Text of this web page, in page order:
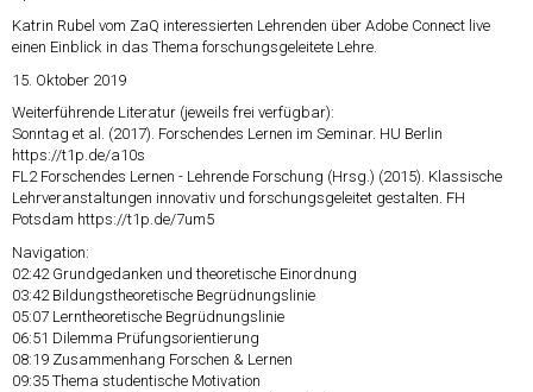
Katrin Rubel vom ZaQ interessierten Lehrenden über Adobe Connect live
einen Einblick in das Thema forschungsgeleitete Lehre.
15. Oktober 2019
Weiterführende Literatur (jeweils frei verfügbar):
Sonntag et al. (2017). Forschendes Lernen im Seminar. HU Berlin
https://t1p.de/a10s
FL2 Forschendes Lernen - Lehrende Forschung (Hrsg.) (2015). Klassische
Lehrveranstaltungen innovativ und forschungsgeleitet gestalten. FH
Potsdam https://t1p.de/7um5
Navigation:
02:42Grundgedanken und theoretische Einordnung
03:42Bildungstheoretische Begrüdnungslinie
05:07 Lerntheoretische Begrüdnungslinie
06:51 Dilemma Prüfungsorientierung
08:19 Zusammenhang Forschen & Lernen
09:35 Thema studentische Motivation